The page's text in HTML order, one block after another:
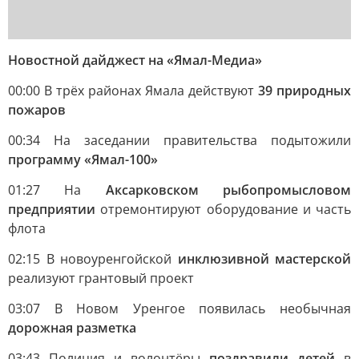
Новостной дайджест на «Ямал-Медиа»
00:00 В трёх районах Ямала действуют 39 природных
пожаров
00:34 На заседании правительства подытожили
программу «Ямал-100»
01:27 На Аксарковском рыбопромысловом
предприятии отремонтируют оборудование и часть
флота
02:15 В новоуренгойской инклюзивной мастерской
реализуют грантовый проект
03:07 В Новом Уренгое появилась необычная
дорожная разметка